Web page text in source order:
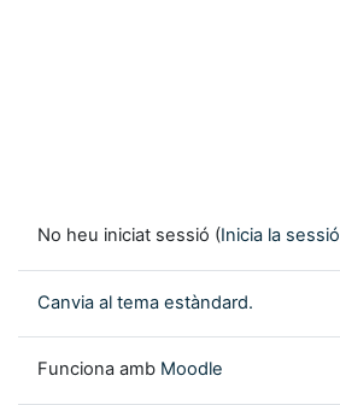
No heu iniciat sessió (Inicia la sessió
Canvia al tema estàndard.
Funciona amb Moodle